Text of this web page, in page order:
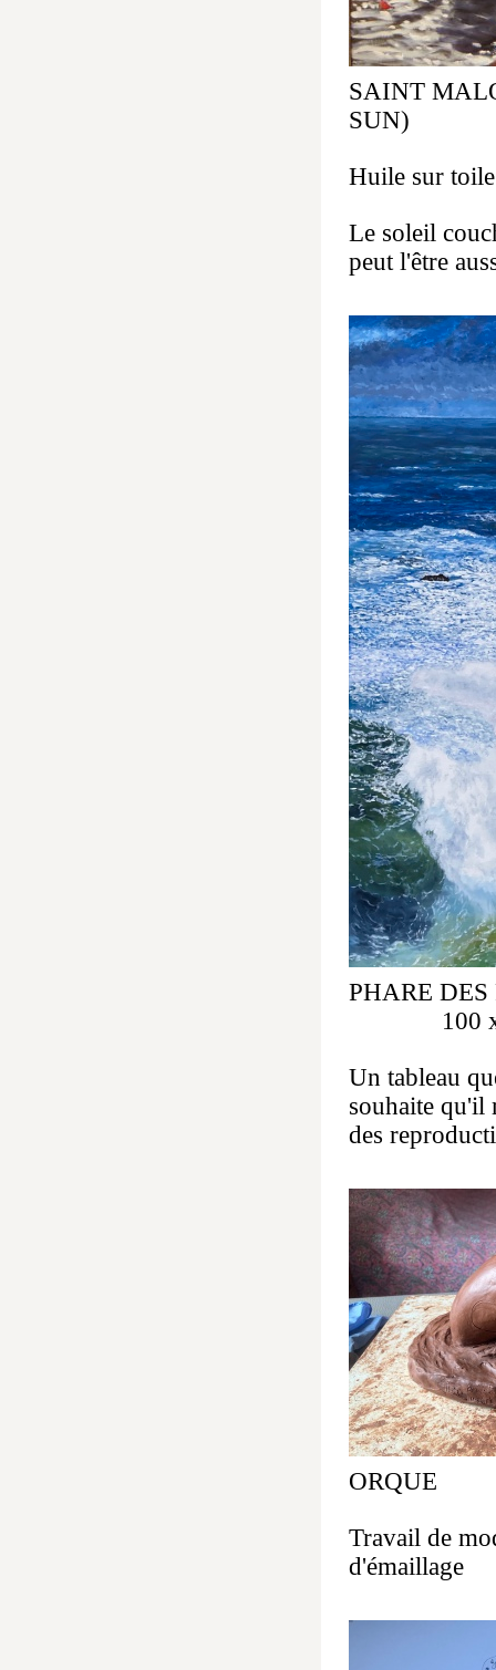
SAINT
SUN)
Huile sur
Le soleil
peut l'être
PHARE
100 x
Un tableau
souhaite qu'il
des
ORQUE
Travail de
d'émaillage